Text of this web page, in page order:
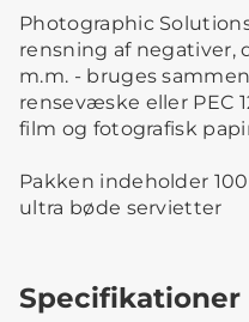
Photographic
rensning af negativer,
m.m. - bruges
rensevæske eller PEC
film og fotografisk
Pakken indeholder
ultra bøde servietter
Specifikationer